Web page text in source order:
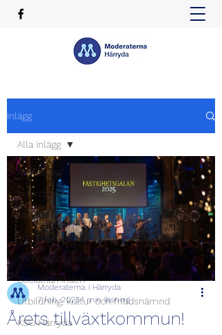
Inlägg
Alla inlägg
Insändare och debatt
Ställningstagande
Kommunfullmäktige
Kommunstyrelsen
Socialnämnden
Utbildning, kultur och fritidsnämnd
KSO Härryda
Alla inlägg
Årets tillväxtkommun!
Moderaterna i Härryda
7 feb. 20251 min läsning